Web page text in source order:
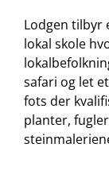
Lodgen tilbyr
lokal skole
safari og let
fots der
planter,